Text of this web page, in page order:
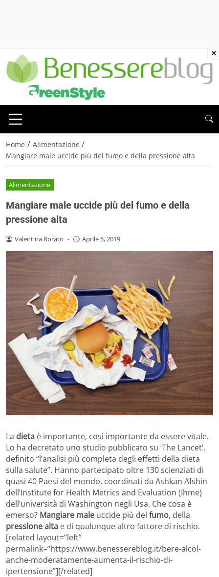
Home / Alimentazione /
Mangiare male uccide più del fumo e della pressione alta
Alimentazione
Mangiare male uccide più del fumo e della
pressione alta
Valentina Rorato - Aprile 5, 2019
La dieta è importante, così importante da essere vitale.
Lo ha decretato uno studio pubblicato su ‘The Lancet’,
definito “l’analisi più completa degli effetti della dieta
sulla salute”. Hanno partecipato oltre 130 scienziati di
quasi 40 Paesi del mondo, coordinati da Ashkan Afshin
dell’Institute for Health Metrics and Evaluation (Ihme)
dell’università di Washington negli Usa. Che cosa è
emerso? Mangiare male uccide più del fumo, della
pressione alta e di qualunque altro fattore di rischio.
[related layout=”left”
permalink=”https://www.benessereblog.it/bere-alcol-
anche-moderatamente-aumenta-il-rischio-di-
ipertensione”][/related]
×